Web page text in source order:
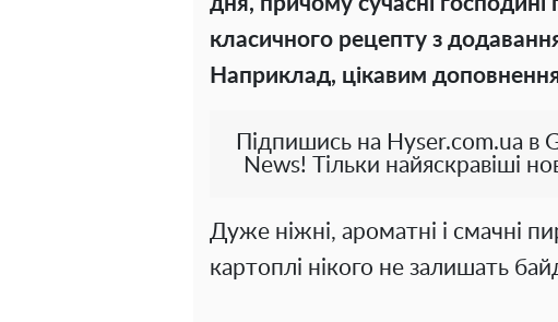
класичного рецепту з
Наприклад, цікавим
Підпишись на Hyser.com.ua в
News! Тільки найяскравіші
Дуже ніжні, ароматні і смачні
картоплі нікого не залишать